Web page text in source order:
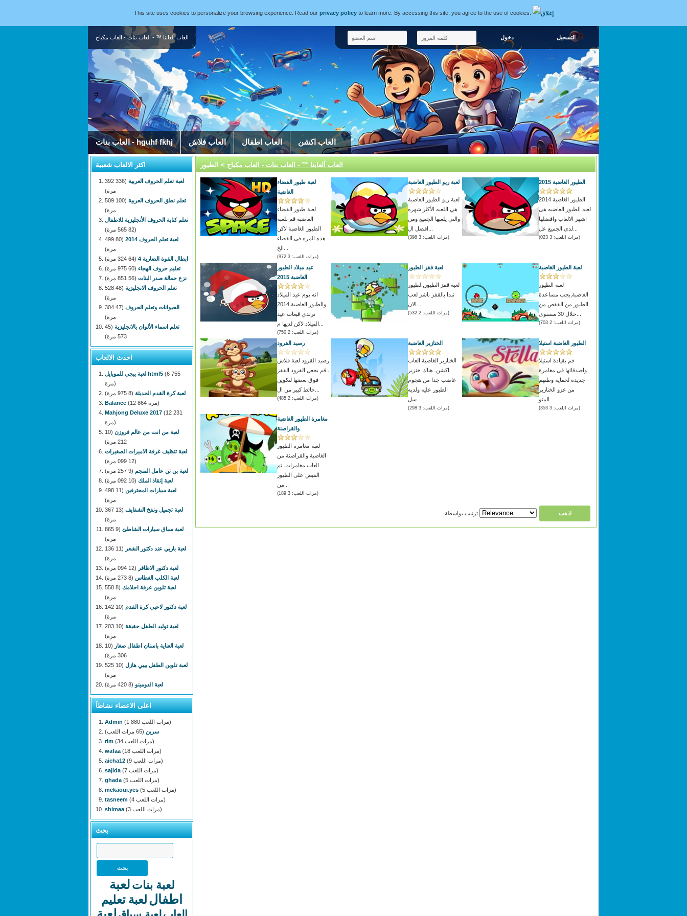
This site uses cookies to personalize your browsing experience. Read our privacy policyto learn more. By accessing this site, you agree to the use of cookies.
العاب ألعابنا ™ - العاب بنات - العاب مكياج التسجيل
العاب بنات - hguhf fkhj العاب فلاش العاب اطفال العاب اكشن
العاب ألعابنا ™ - العاب بنات - العاب مكياج > الطيور
لعبة طيور الفضاء
الغاضبة
لعبة طيور الفضاء
الغاضبة قم بلعبة
الطيور الغاضبة لاكن
هذه المره فى الفضاء
(مرات اللعب: 3 972)
لعبة ريو الطيور الغاضبة
لعبة ريو الطيور الغاضبة
هي اللعبه الأكثر شهره
والتي يلعبها الجميع ومن
(مرات اللعب: 3 398)
الطيور الغاضبة 2015
الطيور الغاضبة 2014
لعبه الطيور الغاضبه هى
اشهر الالعاب وافضلها
(مرات اللعب: 3 023)
عيد ميلاد الطيور
الغاضبة 2015
انه يوم عيد الميلاد
والطيور الغاضبة 2014
ترتدي قبعات عيد
(مرات اللعب: 2 750)
لعبة قفز الطيور
لعبة قفز الطيور,الطيور
تبدا بالقفز باشر لعب
(مرات اللعب: 2 532)
لعبة الطيور الغاضبة
لعبة الطيور
الغاضبة,يجب مساعدة
الطيور من القفص من
(مرات اللعب: 2 703)
رصيد القرود
رصيد القرود لعبة فلاش
. قم بجعل القرود القفز
فوق بعضها لتكوين
(مرات اللعب: 2 485)
الخنازير الغاضبة
الخنازير الغاضبة العاب
اكشن. هناك خنزير
غاضب جدا من هجوم
الطيور عليه ولديه
(مرات اللعب: 3 298)
الطيور الغاضبة استيلا
قم بقيادة استيلا
واصدقائها فى مغامرة
جديدة لحماية وطنهم
من غزو الخنازير
(مرات اللعب: 3 353)
مغامرة الطيور الغاضبة
والقراصنة
لعبة مغامرة الطيور
الغاضبة والقراصنة من
العاب مغامرات. تم
القبض على الطيور
(مرات اللعب: 3 189)
اكثر الالعاب شعبية
لعبة تعلم الحروف العربية
(336 392
مرة)
تعلم نطق الحروف العربية
(100 509
مرة)
تعلم كتابة الحروف الأنجليزية للاطفال
(82 565 مرة)
لعبة تعلم الحروف 2014
(80 499
مرة)
ابطال القوة الضاربة 4
(64 324 مرة)
تعليم حروف الهجاء (60 975 مرة)
نزع حمالة صدر البنات (56 851 مرة)
تعلم الحروف الانجليزية
(48 528
مرة)
الحيوانات وتعلم الحروف
(47 304
مرة)
تعلم اسماء الألوان بالانجليزية (45
573 مرة)
احدث الالعاب
لعبة ببجي للموبايل html5 (6 755
مرة)
لعبة كرة القدم الحديثة (8 975 مرة)
Balance
(12 864 مرة)
Mahjong Deluxe 2017 (12 231
مرة)
لعبة من انت من عالم فروزن (10
212 مرة)
لعبة تنظيف غرفة الاميرات الصغيرات
(12 099 مرة)
لعبة بن تن عامل المنجم (9 257 مرة)
لعبة إنقاذ الملك (10 092 مرة)
لعبة سيارات المحترفين
(11 498
مرة)
لعبة تجميل ونفخ الشفايف
(13 367
مرة)
لعبة سباق سيارات الشاطئ
(9 865
مرة)
لعبة باربي عند دكتور الشعر
(11 136
مرة)
لعبة دكتور الاظافر (12 094 مرة)
لعبة الكلب الغطاس (8 273 مرة)
لعبة تلوين غرفة احلامك
(8 558
مرة)
لعبة دكتور لاعبي كرة القدم
(10 142
مرة)
لعبة توليد الطفل حقيقة
(10 203
مرة)
لعبة العناية باسنان اطفال صغار
(10
306 مرة)
لعبة تلوين الطفل بيبي هازل
(10 525
مرة)
لعبة الدومينو (8 420 مرة)
اعلى الاعضاء نشاطاً
Admin
(1 880 مرات اللعب)
سرين (65 مرات اللعب)
rim
(34 مرات اللعب)
wafaa
(18 مرات اللعب)
aicha12
(9 مرات اللعب)
sajida
(7 مرات اللعب)
ghada
(5 مرات اللعب)
mekaoui.yes
(5 مرات اللعب)
tasneem
(4 مرات اللعب)
shimaa
(3 مرات اللعب)
بحث
لعبة بنات لعبة
اطفاللعبة تعليم